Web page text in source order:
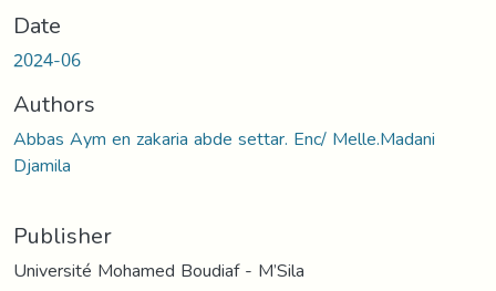
Date
2024-06
Authors
Abbas Aym en zakaria abde settar. Enc/ Melle.Madani
Djamila
Publisher
Université Mohamed Boudiaf - M’Sila